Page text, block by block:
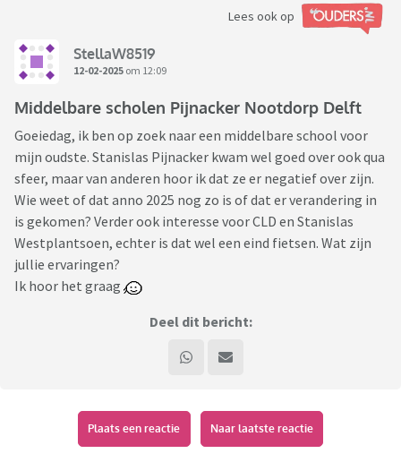
Lees ook op
StellaW8519
12-02-2025 om 12:09
Middelbare scholen Pijnacker Nootdorp Delft
Goeiedag, ik ben op zoek naar een middelbare school voor
mijn oudste. Stanislas Pijnacker kwam wel goed over ook qua
sfeer, maar van anderen hoor ik dat ze er negatief over zijn.
Wie weet of dat anno 2025 nog zo is of dat er verandering in
is gekomen? Verder ook interesse voor CLD en Stanislas
Westplantsoen, echter is dat wel een eind fietsen. Wat zijn
jullie ervaringen?
Ik hoor het graag
Deel dit bericht:
Plaats een reactie Naar laatste reactie